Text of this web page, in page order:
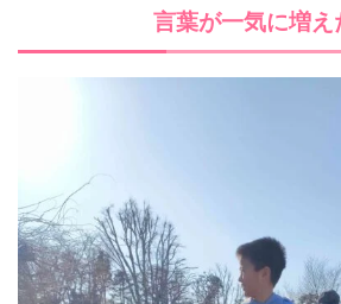
言葉が一気に増え